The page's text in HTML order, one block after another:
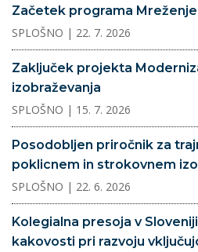
Začetek programa
SPLOŠNO | 22. 7. 2026
Zaključek projekta
izobraževanja
SPLOŠNO | 15. 7. 2026
Posodobljen priročnik za
poklicnem in strokovnem
SPLOŠNO | 22. 6. 2026
Kolegialna presoja v
kakovosti pri razvoju